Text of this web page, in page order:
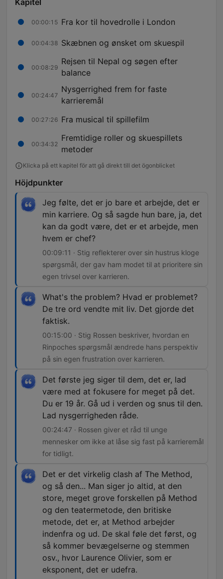
Kapitel
00:00:15 Fra kor til hovedrolle i London
00:04:38 Skæbnen og ønsket om skuespil
00:08:29
Rejsen til Nepal og søgen efter
balance
00:24:47
Nysgerrighed frem for faste
karrieremål
00:27:26 Fra musical til spillefilm
00:34:32
Fremtidige roller og skuespillets
metoder
Klicka på ett kapitel för att gå direkt till det ögonblicket
Höjdpunkter
Jeg følte, det er jo bare et arbejde, det er
min karriere. Og så sagde hun bare, ja, det
kan da godt være, det er et arbejde, men
hvem er chef?
00:09:11 · Stig reflekterer over sin hustrus kloge
spørgsmål, der gav ham modet til at prioritere sin
egen trivsel over karrieren.
What's the problem? Hvad er problemet?
De tre ord vendte mit liv. Det gjorde det
faktisk.
00:15:00 · Stig Rossen beskriver, hvordan en
Rinpoches spørgsmål ændrede hans perspektiv
på sin egen frustration over karrieren.
Det første jeg siger til dem, det er, lad
være med at fokusere for meget på det.
Du er 19 år. Gå ud i verden og snus til den.
Lad nysgerrigheden råde.
00:24:47 · Rossen giver et råd til unge
mennesker om ikke at låse sig fast på karrieremål
for tidligt.
Det er det virkelig clash af The Method,
og så den... Man siger jo altid, at den
store, meget grove forskellen på Method
og den teatermetode, den britiske
metode, det er, at Method arbejder
indenfra og ud. De skal føle det først, og
så kommer bevægelserne og stemmen
osv., hvor Laurence Olivier, som er
eksponent, det er udefra.